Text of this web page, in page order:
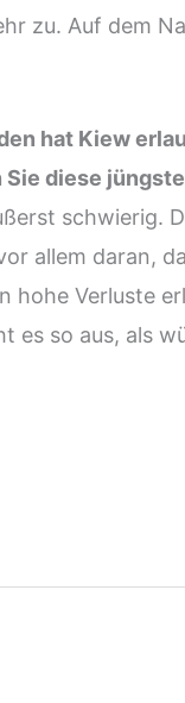
zu. Auf dem
hat Kiew
diese
schwierig.
allem daran,
hohe Verluste
es so aus, als